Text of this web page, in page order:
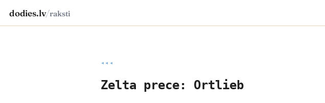
dodies.lv/raksti
◂◂◂
Zelta prece: Ortlieb